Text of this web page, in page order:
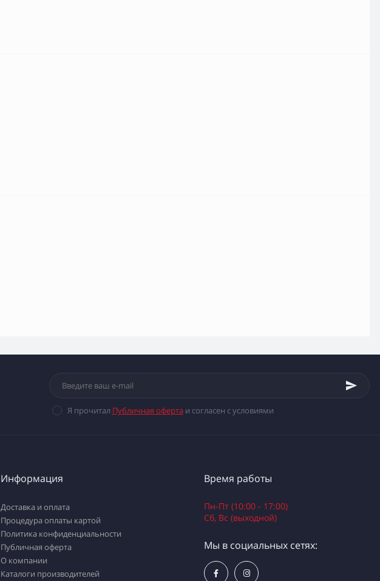
Я прочитал Публичная офертаи согласен с условиями
Информация
Доставка и оплата
Процедура оплаты картой
Политика конфиденциальности
Публичная оферта
О компании
Каталоги производителей
Время работы
Пн-Пт (10:00 - 17:00)
Сб, Вс (выходной)
Мы в социальных сетях: